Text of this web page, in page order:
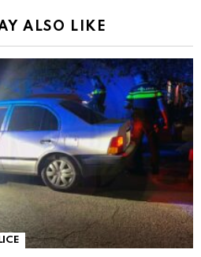
ALSO LIKE